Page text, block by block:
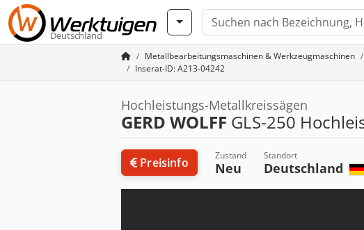
Deutschland
Metallbearbeitungsmaschinen & Werkzeugmaschinen
Inserat-ID: A213-04242
Hochleistungs-Metallkreissägen
GERD WOLFF GLS-250
Preisinfo Zustand
Neu
Standort
Deutschland